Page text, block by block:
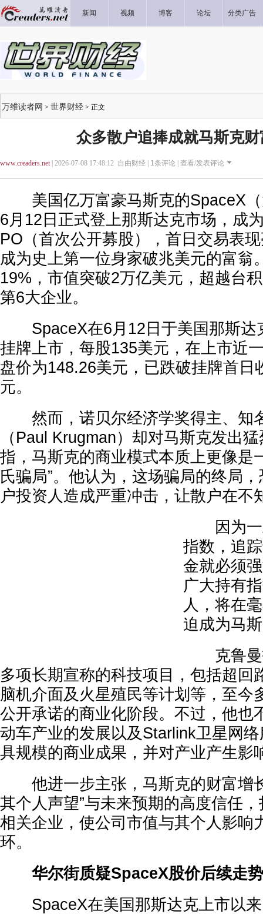
新闻 视频 博客 论坛 分类广告
万维读者网 > 世界财经 > 正文
众多散户追捧成就马斯克
www.creaders.net| 2026-07-08 17:48:12 自由财经 | 1条评论 | 查看/发表评论
美国亿万富豪马斯克的SpaceX（
6月12日正式登上那斯达克市场，成
PO（首次公开募股），首日交易表
成为史上第一位身家破兆美元的富翁
19%，市值突破2万亿美元，超越台
第6大企业。
SpaceX在6月12日于美国那斯达
挂牌上市，每股135美元，在上市近
盘价为148.26美元，已跌破挂牌首日
元。
然而，诺贝尔经济学奖得主、知
（Paul Krugman）却对马斯克发出
指，马斯克的商业模式本质上更像是
氏骗局”。他认为，这场骗局的终局
户投资人造成严重冲击，让散户在不
因为一
指数，追
金就必须
广大持有
人，将在
迫成为马
克鲁曼
多项长期宣称的科技项目，包括超回
脑机介面及火星殖民等计划等，至今
公开承诺的商业化阶段。不过，他也
动车产业的发展以及Starlink卫星网
具规模的商业成果，并对产业产生影
他进一步主张，马斯克的财富增
其个人声望”与未来预期的高度信任
相关企业，使公司市值与其个人影响
环。
华尔街质疑SpaceX股价后续走势
SpaceX在美国那斯达克上市以来